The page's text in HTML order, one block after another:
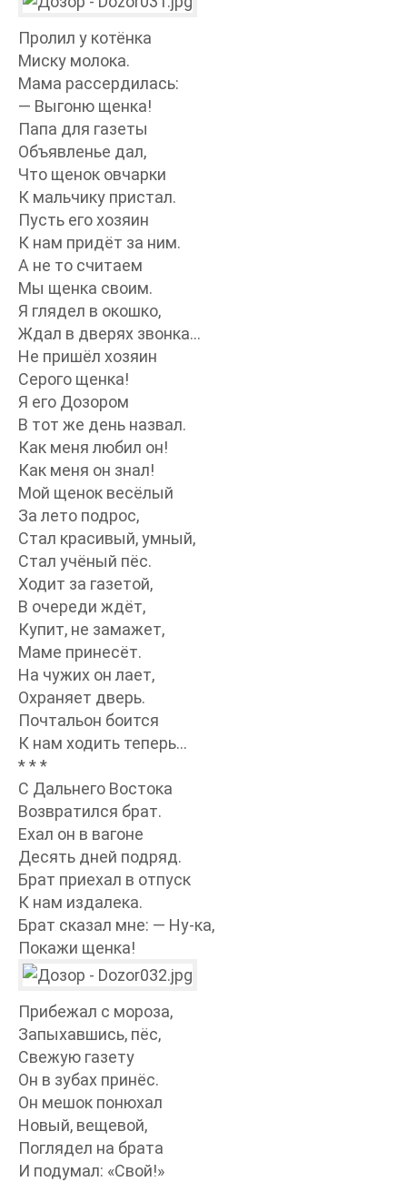
Пролил у котёнка
Миску молока.
Мама рассердилась:
— Выгоню щенка!
Папа для газеты
Объявленье дал,
Что щенок овчарки
К мальчику пристал.
Пусть его хозяин
К нам придёт за ним.
А не то считаем
Мы щенка своим.
Я глядел в окошко,
Ждал в дверях звонка…
Не пришёл хозяин
Серого щенка!
Я его Дозором
В тот же день назвал.
Как меня любил он!
Как меня он знал!
Мой щенок весёлый
За лето подрос,
Стал красивый, умный,
Стал учёный пёс.
Ходит за газетой,
В очереди ждёт,
Купит, не замажет,
Маме принесёт.
На чужих он лает,
Охраняет дверь.
Почтальон боится
К нам ходить теперь…
* * *
С Дальнего Востока
Возвратился брат.
Ехал он в вагоне
Десять дней подряд.
Брат приехал в отпуск
К нам издалека.
Брат сказал мне: — Ну-ка,
Покажи щенка!
Прибежал с мороза,
Запыхавшись, пёс,
Свежую газету
Он в зубах принёс.
Он мешок понюхал
Новый, вещевой,
Поглядел на брата
И подумал: «Свой!»